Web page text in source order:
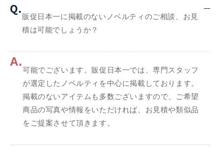
Q.
販促日本一に掲載のないノベルティのご相談、お見
積は可能でしょうか？
A.
可能でございます。販促日本一では、専門スタッフ
が選定したノベルティを中心に掲載しております。
掲載のないアイテムも多数ございますので、ご希望
商品の写真や情報をいただければ、お見積や類似品
をご提案させて頂きます。